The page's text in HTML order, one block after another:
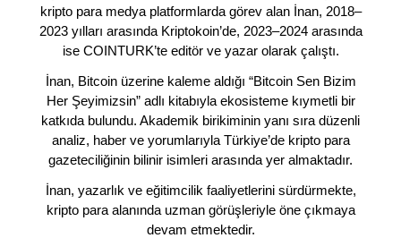
kripto para medya platformlarda görev alan İnan, 2018–
2023 yılları arasında Kriptokoin’de, 2023–2024 arasında
ise COINTURK’te editör ve yazar olarak çalıştı.
İnan, Bitcoin üzerine kaleme aldığı “Bitcoin Sen Bizim
Her Şeyimizsin” adlı kitabıyla ekosisteme kıymetli bir
katkıda bulundu. Akademik birikiminin yanı sıra düzenli
analiz, haber ve yorumlarıyla Türkiye’de kripto para
gazeteciliğinin bilinir isimleri arasında yer almaktadır.
İnan, yazarlık ve eğitimcilik faaliyetlerini sürdürmekte,
kripto para alanında uzman görüşleriyle öne çıkmaya
devam etmektedir.